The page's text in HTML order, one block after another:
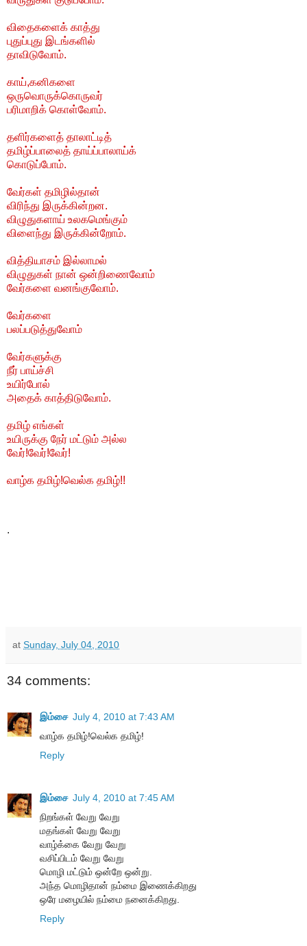
விதைகளைக் காத்து
புதுப்புது இடங்களில்
தாவிடுவோம்.
காய்,கனிகளை
ஒருவொருக்கொருவர்
பரிமாறிக் கொள்வோம்.
தளிர்களைத் தாலாட்டித்
தமிழ்ப்பாலைத் தாய்ப்பாலாய்க்
கொடுப்போம்.
வேர்கள் தமிழில்தான்
விரிந்து இருக்கின்றன.
விழுதுகளாய் உலகமெங்கும்
விளைந்து இருக்கின்றோம்.
வித்தியாசம் இல்லாமல்
விழுதுகள் நான் ஒன்றிணைவோம்
வேர்களை வனங்குவோம்.
வேர்களை
பலப்படுத்துவோம்
வேர்களுக்கு
நீர் பாய்ச்சி
உயிர்போல்
அதைக் காத்திடுவோம்.
தமிழ் எங்கள்
உயிருக்கு நேர் மட்டும் அல்ல
வேர்!வேர்!வேர்!
வாழ்க தமிழ்!வெல்க தமிழ்!!
.
at Sunday, July 04, 2010
34 comments:
இம்சை July 4, 2010 at 7:43 AM
வாழ்க தமிழ்!வெல்க தமிழ்!
Reply
இம்சை July 4, 2010 at 7:45 AM
நிறங்கள் வேறு வேறு
மதங்கள் வேறு வேறு
வாழ்க்கை வேறு வேறு
வசிப்பிடம் வேறு வேறு
மொழி மட்டும் ஒன்றே ஒன்று.
அந்த மொழிதான் நம்மை இணைக்கிறது
ஒரே மழையில் நம்மை நனைக்கிறது.
Reply